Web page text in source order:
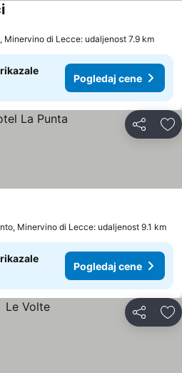
Pogledaj cene
Minervino di Lecce: udaljenost 7.9 km
Pogledaj cene
Deli
Minervino di Lecce: udaljenost 9.1 km
Pogledaj cene
Deli